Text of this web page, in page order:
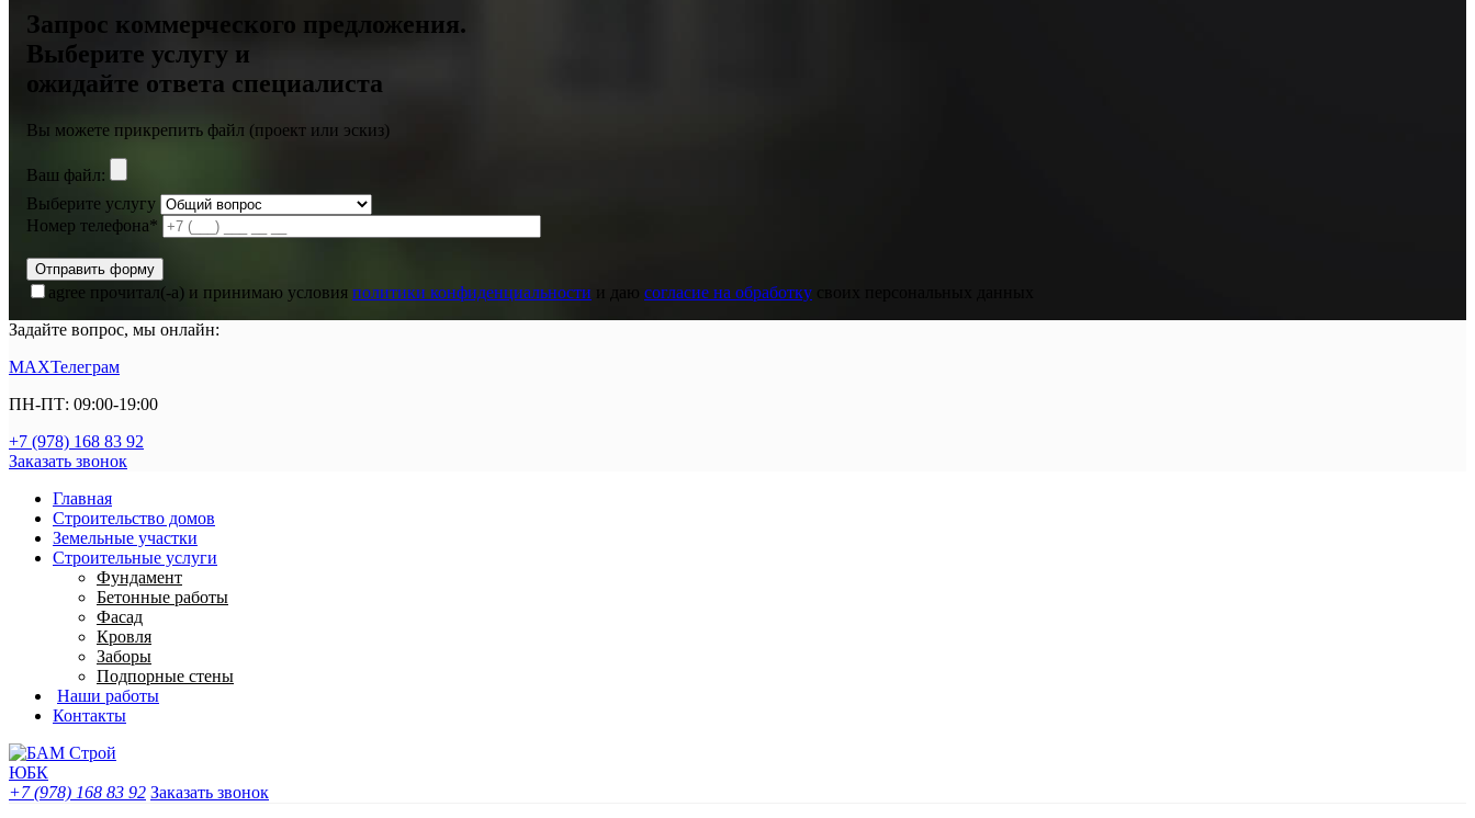
Запрос коммерческого предложения.
Выберите услугу и
ожидайте ответа специалиста
Вы можете прикрепить файл (проект или эскиз)
Ваш файл:
Выберите услугу
Номер телефона*
agree прочитал(-а) и принимаю условия политики конфиденциальности и даю согласие на обработку
Задайте вопрос, мы онлайн:
MAXТелеграм
ПН-ПТ: 09:00-19:00
+7 (978) 168 83 92
Заказать звонок
Главная
Строительство домов
Земельные участки
Строительные услуги
Фундамент
Бетонные работы
Фасад
Кровля
Заборы
Подпорные стены
Наши работы
Контакты
+7 (978) 168 83 92 Заказать звонок